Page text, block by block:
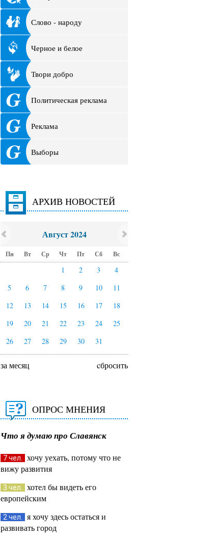
Слово - народу
Черное и белое
Твори добро
Политическая реклама
Реклама
Выборы
АРХИВ НОВОСТЕЙ
Август 2024
Пн Вт Ср Чт Пт Сб Вс
1 2 3
4
5
6 7 8 9 10
11
12
13 14 15 16 17
18
19
20 21 22 23 24
25
26
27 28 29 30 31
за месяц cбросить
ОПРОС МНЕНИЯ
Что я думаю про Славянск
7 чел.
хочу уехать, потому что не
вижу развития
3 чел.
хотел бы видеть его
европейским
2 чел.
я хочу здесь остаться и
развивать город